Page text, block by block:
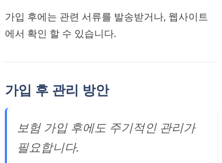
가입 후에는 관련 서류를 발송받거나, 웹사이트
에서 확인 할 수 있습니다.
가입 후 관리 방안
보험 가입 후에도 주기적인 관리가
필요합니다.